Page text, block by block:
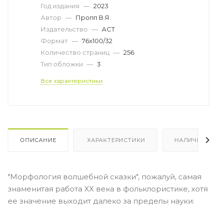
Год издания — 2023
Автор — Пропп В.Я.
Издательство — АСТ
Формат — 76x100/32
Количество страниц — 256
Тип обложки — 3
Все характеристики
ОПИСАНИЕ ХАРАКТЕРИСТИКИ НАЛИЧИЕ
"Морфология волшебной сказки", пожалуй, самая
знаменитая работа XX века в фольклористике, хотя
ее значение выходит далеко за пределы науки: